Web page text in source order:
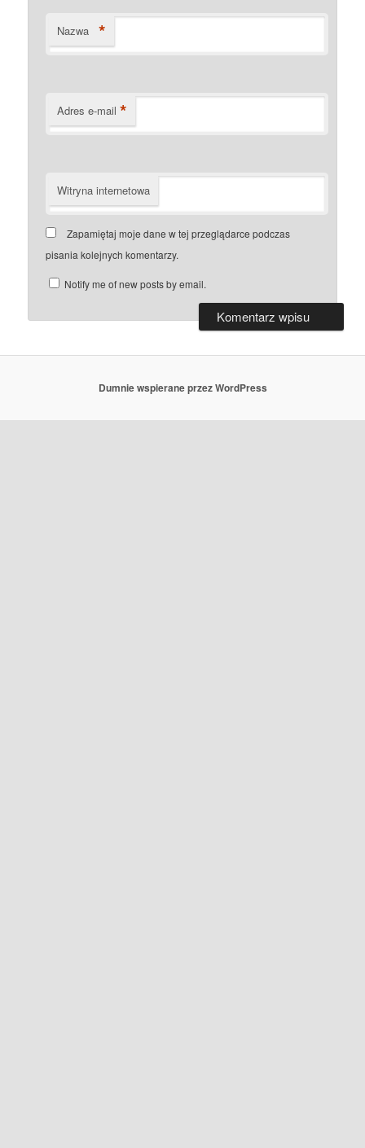
Nazwa *
Adres e-mail *
Witryna internetowa
Zapamiętaj moje dane w tej przeglądarce podczas
pisania kolejnych komentarzy.
Notify me of new posts by email.
Dumnie wspierane przez WordPress